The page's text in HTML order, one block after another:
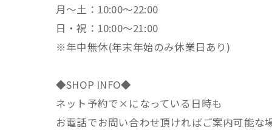
月～土：10:00～22:00
日・祝：10:00～21:00
※年中無休(年末年始のみ休業日あり)
◆SHOP INFO◆
ネット予約で×になっている日時も
お電話でお問い合わせ頂ければご案内可能な